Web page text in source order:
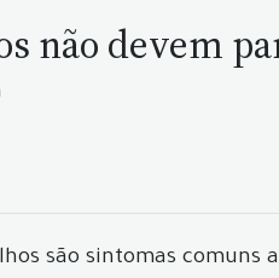
não devem
são sintomas comuns